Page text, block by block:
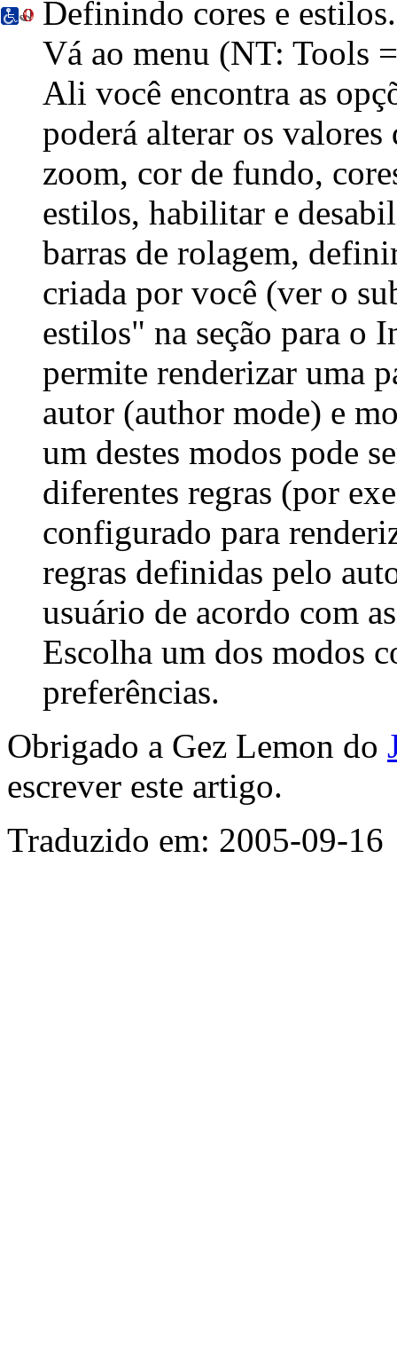
Definindo cores e estilos.
Vá ao menu (NT: Tools
Ali você encontra as
poderá alterar os valores
zoom, cor de fundo,
estilos, habilitar e
barras de rolagem,
criada por você (ver o
estilos" na seção para o
permite renderizar uma
autor (author mode) e
um destes modos pode
diferentes regras (por
configurado para
regras definidas pelo
usuário de acordo com
Escolha um dos modos
preferências.
Obrigado a Gez Lemon do
escrever este artigo.
Traduzido em: 2005-09-16